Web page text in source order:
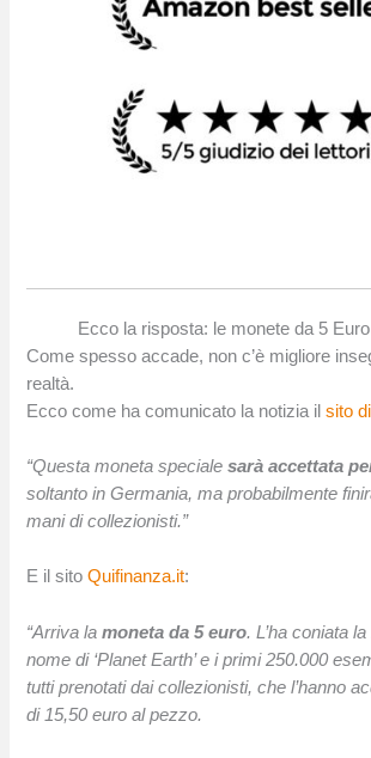
Ecco la risposta: le monete da 5
Come spesso accade, non c’è migliore
realtà.
Ecco come ha comunicato la notizia ilsito
“Questa moneta specialesarà accettata
soltanto in Germania, ma probabilmente
mani di collezionisti.”
E il sitoQuifinanza.it:
“Arriva lamoneta da 5 euro. L’ha coniata
nome di ‘Planet Earth’ e i primi 250.000
tutti prenotati dai collezionisti, che l’hanno
di 15,50 euro al pezzo.